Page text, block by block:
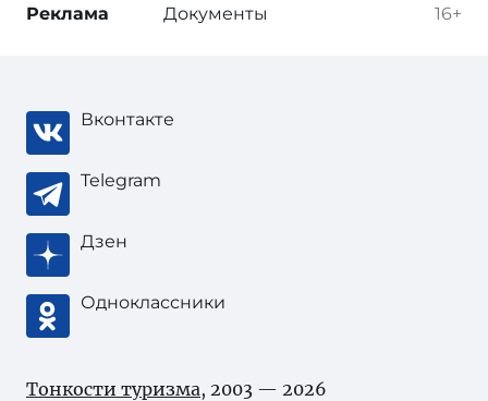
16+
Реклама Документы
Вконтакте
Telegram
Дзен
Одноклассники
Тонкости туризма, 2003 — 2026